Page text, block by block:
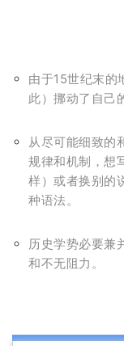
由于15世纪末的
此）挪动了自己
从尽可能细致的
规律和机制，想
样）或者换别的
种语法。
历史学势必要兼
和不无阻力。